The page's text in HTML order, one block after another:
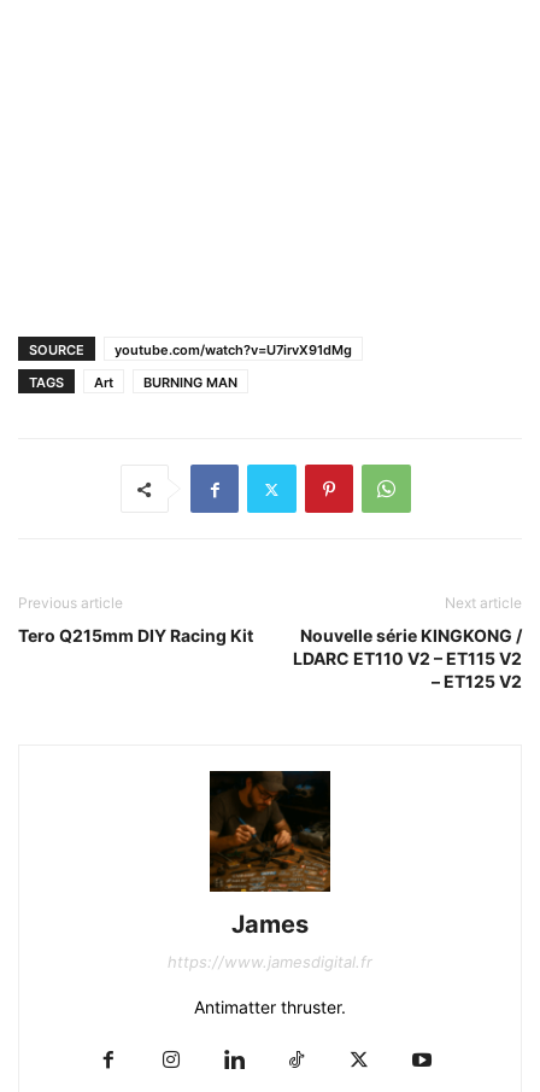
SOURCE
youtube.com/watch?v=U7irvX91dMg
TAGS
Art BURNING MAN
Previous article
Tero Q215mm DIY Racing Kit
Next article
Nouvelle série KINGKONG /
LDARC ET110 V2 – ET115 V2
– ET125 V2
James
https://www.jamesdigital.fr
Antimatter thruster.